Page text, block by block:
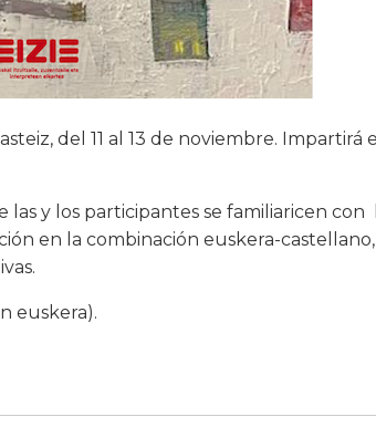
del 11 al 13 de noviembre. Impartirá
y los participantes se familiaricen con
en la combinación euskera-
euskera).